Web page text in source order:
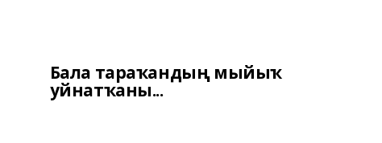
Бала тараҡандың мыйыҡ
уйнатҡаны...